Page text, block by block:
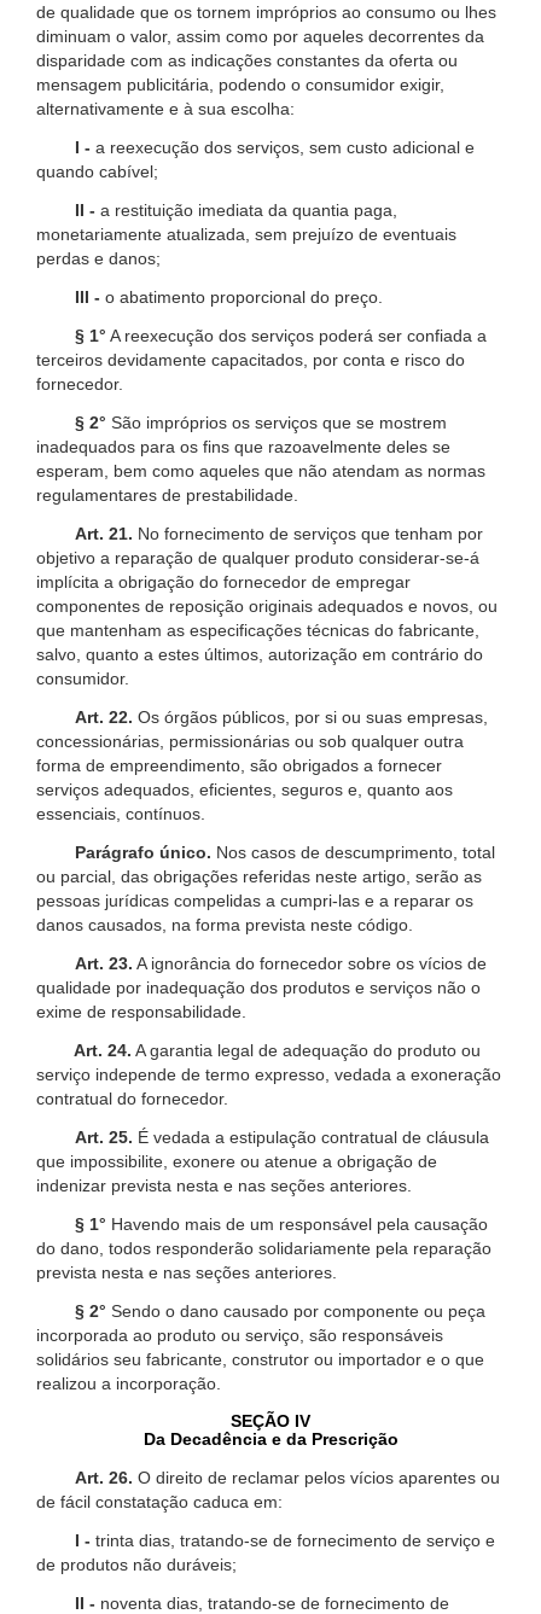
de qualidade que os tornem impróprios ao consumo ou lhes
diminuam o valor, assim como por aqueles decorrentes da
disparidade com as indicações constantes da oferta ou
mensagem publicitária, podendo o consumidor exigir,
alternativamente e à sua escolha:
I - a reexecução dos serviços, sem custo adicional e
quando cabível;
II - a restituição imediata da quantia paga,
monetariamente atualizada, sem prejuízo de eventuais
perdas e danos;
III - o abatimento proporcional do preço.
§ 1° A reexecução dos serviços poderá ser confiada a
terceiros devidamente capacitados, por conta e risco do
fornecedor.
§ 2° São impróprios os serviços que se mostrem
inadequados para os fins que razoavelmente deles se
esperam, bem como aqueles que não atendam as normas
regulamentares de prestabilidade.
Art. 21. No fornecimento de serviços que tenham por
objetivo a reparação de qualquer produto considerar-se-á
implícita a obrigação do fornecedor de empregar
componentes de reposição originais adequados e novos, ou
que mantenham as especificações técnicas do fabricante,
salvo, quanto a estes últimos, autorização em contrário do
consumidor.
Art. 22. Os órgãos públicos, por si ou suas empresas,
concessionárias, permissionárias ou sob qualquer outra
forma de empreendimento, são obrigados a fornecer
serviços adequados, eficientes, seguros e, quanto aos
essenciais, contínuos.
Parágrafo único. Nos casos de descumprimento, total
ou parcial, das obrigações referidas neste artigo, serão as
pessoas jurídicas compelidas a cumpri-las e a reparar os
danos causados, na forma prevista neste código.
Art. 23. A ignorância do fornecedor sobre os vícios de
qualidade por inadequação dos produtos e serviços não o
exime de responsabilidade.
Art. 24. A garantia legal de adequação do produto ou
serviço independe de termo expresso, vedada a exoneração
contratual do fornecedor.
Art. 25. É vedada a estipulação contratual de cláusula
que impossibilite, exonere ou atenue a obrigação de
indenizar prevista nesta e nas seções anteriores.
§ 1° Havendo mais de um responsável pela causação
do dano, todos responderão solidariamente pela reparação
prevista nesta e nas seções anteriores.
§ 2° Sendo o dano causado por componente ou peça
incorporada ao produto ou serviço, são responsáveis
solidários seu fabricante, construtor ou importador e o que
realizou a incorporação.
SEÇÃO IV
Da Decadência e da Prescrição
Art. 26. O direito de reclamar pelos vícios aparentes ou
de fácil constatação caduca em:
I - trinta dias, tratando-se de fornecimento de serviço e
de produtos não duráveis;
II - noventa dias, tratando-se de fornecimento de